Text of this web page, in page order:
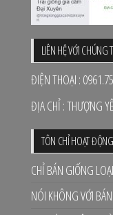
LIÊN HỆ VỚI CHÚNG
ĐIỆN THOẠI :
ĐỊA CHỈ : THƯỢNG
TÔN CHỈ HOẠT
CHỈ BÁN GIỐNG
NÓI KHÔNG VỚI